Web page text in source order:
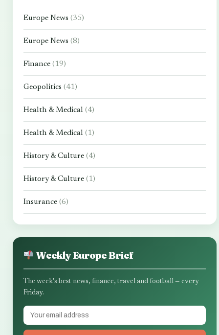
Europe News (35)
Europe News (8)
Finance (19)
Geopolitics (41)
Health & Medical (4)
Health & Medical (1)
History & Culture (4)
History & Culture (1)
Insurance (6)
Weekly Europe Brief
The week's best news, finance, travel and football — every
Friday.